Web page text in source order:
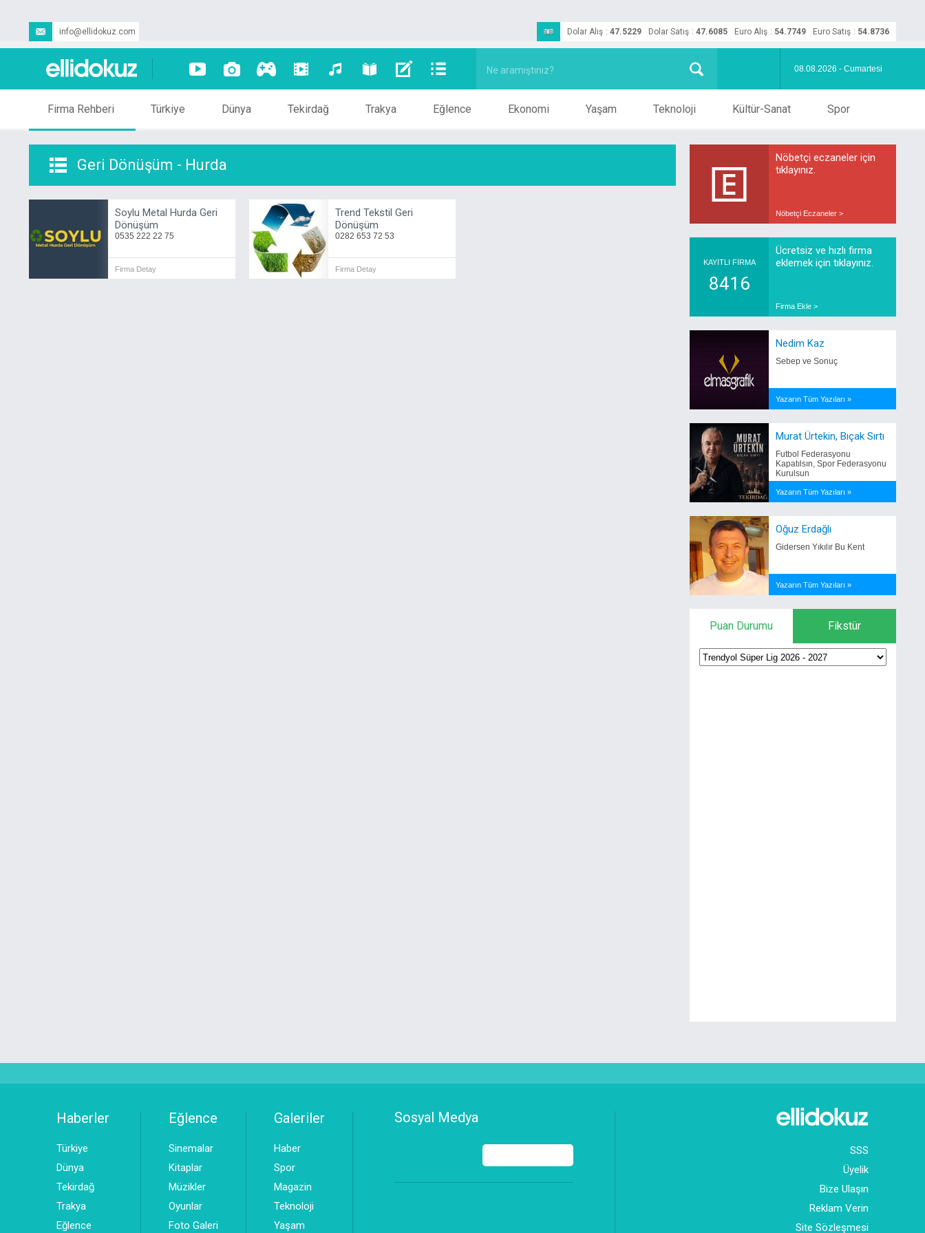
info@ellidokuz.com Dolar Alış : 47.5229 Dolar Satış : 47.6085 Euro Alış : 54.7749 Euro Satış : 54.8736
08.08.2026 - Cumartesi
Firma Rehberi Türkiye Dünya Tekirdağ Trakya Eğlence Ekonomi Yaşam Teknoloji Kültür-Sanat Spor
Geri Dönüşüm - Hurda
Soylu Metal Hurda Geri
Dönüşüm
0535 222 22 75
Firma Detay
Trend Tekstil Geri
Dönüşüm
0282 653 72 53
Firma Detay
Nöbetçi eczaneler için
tıklayınız.
Nöbetçi Eczaneler >
KAYITLI FİRMA
8416
Ücretsiz ve hızlı firma
eklemek için tıklayınız.
Firma Ekle >
Nedim Kaz
Sebep ve Sonuç
Yazarın Tüm Yazıları »
Murat Ürtekin, Bıçak Sırtı
Futbol Federasyonu
Kapatılsın, Spor Federasyonu
Kurulsun
Yazarın Tüm Yazıları »
Oğuz Erdağlı
Gidersen Yıkılır Bu Kent
Yazarın Tüm Yazıları »
Puan Durumu Fikstür
Haberler
Türkiye
Dünya
Tekirdağ
Trakya
Eğlence
Eğlence
Sinemalar
Kitaplar
Müzikler
Oyunlar
Foto Galeri
Galeriler
Haber
Spor
Magazin
Teknoloji
Yaşam
Sosyal Medya
SSS
Üyelik
Bize Ulaşın
Reklam Verin
Site Sözleşmesi